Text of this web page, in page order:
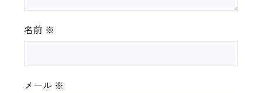
名前 ※
メール ※